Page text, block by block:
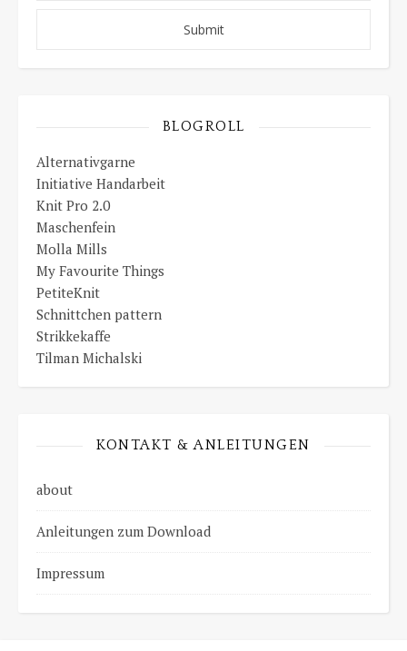
BLOGROLL
Alternativgarne
Initiative Handarbeit
Knit Pro 2.0
Maschenfein
Molla Mills
My Favourite Things
PetiteKnit
Schnittchen pattern
Strikkekaffe
Tilman Michalski
KONTAKT & ANLEITUNGEN
about
Anleitungen zum Download
Impressum